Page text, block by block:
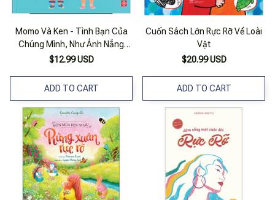
Momo Và Ken - Tình Bạn Của
Chúng Mình, Như Ánh Nắng
Lung Linh
$12.99 USD
ADD TO CART
Cuốn Sách Lớn Rực Rỡ Về Loài
Vật
$20.99 USD
ADD TO CART